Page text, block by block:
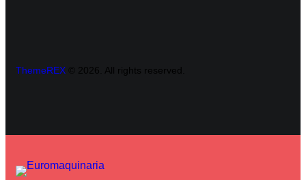
ThemeREX © 2026. All rights reserved.